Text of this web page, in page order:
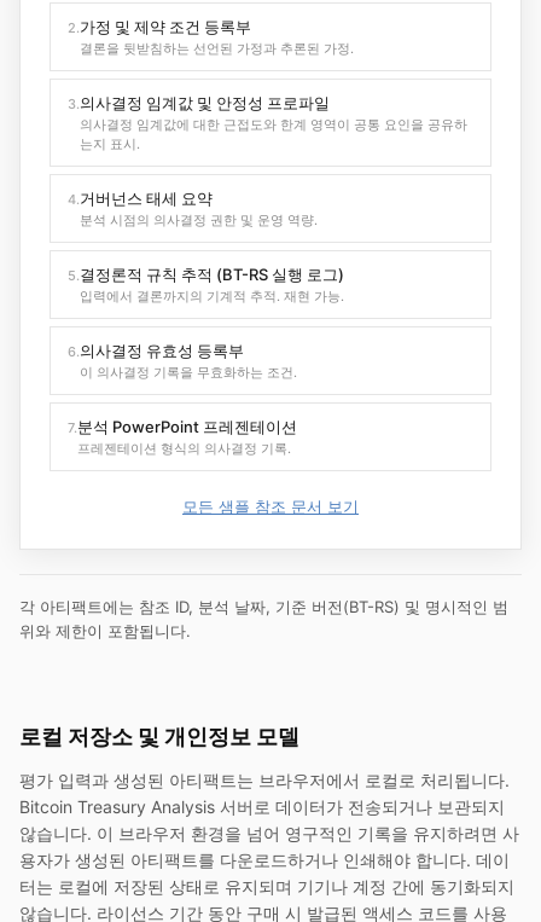
2.가정 및 제약 조건 등록부
결론을 뒷받침하는 선언된 가정과 추론된 가정.
3.의사결정 임계값 및 안정성 프로파일
의사결정 임계값에 대한 근접도와 한계 영역이 공통 요인을 공유하
는지 표시.
4.거버넌스 태세 요약
분석 시점의 의사결정 권한 및 운영 역량.
5.결정론적 규칙 추적 (BT-RS 실행 로그)
입력에서 결론까지의 기계적 추적. 재현 가능.
6.의사결정 유효성 등록부
이 의사결정 기록을 무효화하는 조건.
7.분석 PowerPoint 프레젠테이션
프레젠테이션 형식의 의사결정 기록.
모든 샘플 참조 문서 보기
각 아티팩트에는 참조 ID, 분석 날짜, 기준 버전(BT-RS) 및 명시적인 범
위와 제한이 포함됩니다.
로컬 저장소 및 개인정보 모델
평가 입력과 생성된 아티팩트는 브라우저에서 로컬로 처리됩니다.
Bitcoin Treasury Analysis 서버로 데이터가 전송되거나 보관되지
않습니다. 이 브라우저 환경을 넘어 영구적인 기록을 유지하려면 사
용자가 생성된 아티팩트를 다운로드하거나 인쇄해야 합니다. 데이
터는 로컬에 저장된 상태로 유지되며 기기나 계정 간에 동기화되지
않습니다. 라이선스 기간 동안 구매 시 발급된 액세스 코드를 사용